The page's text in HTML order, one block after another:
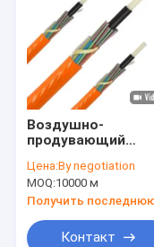
Воздушно-
продувающий
оптический кабель
подземная
установка
микропровод
Цена:By negotiation
MOQ:10000 м
Контакт